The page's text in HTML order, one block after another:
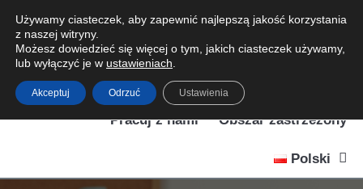
Home o nas Usługi
Pracuj z nami
Obszar zastrzeżony
Polski
Używamy ciasteczek, aby zapewnić najlepszą jakość korzystania
z naszej witryny.
Możesz dowiedzieć się więcej o tym, jakich ciasteczek używamy,
lub wyłączyć je w ustawieniach
Akceptuj Odrzuć Ustawienia